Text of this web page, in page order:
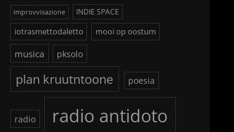
improvvisazione INDIE SPACE
iotrasmettodaletto mooi op oostum
musica pksolo
plan kruutntoone poesia
radio radio antidoto